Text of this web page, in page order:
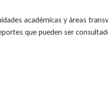
académicas y áreas
que pueden ser